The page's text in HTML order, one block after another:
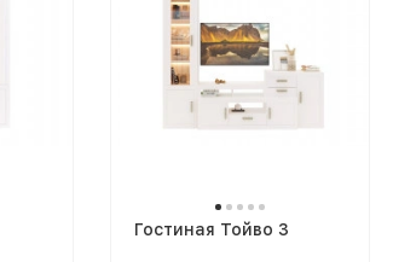
Гостиная Тойво 3